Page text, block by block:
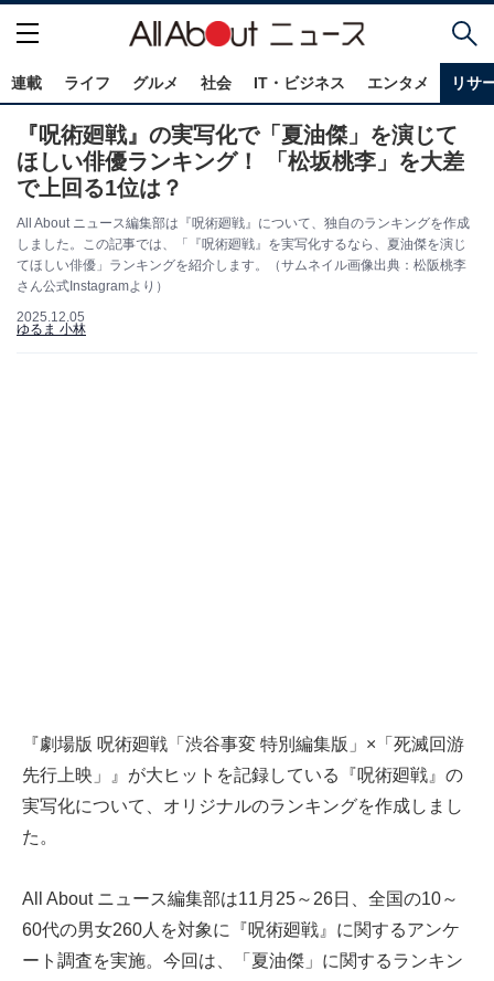
連載 ライフ グルメ 社会 IT・ビジネス エンタメ リサ
『呪術廻戦』の実写化で「夏油傑」を演じて
ほしい俳優ランキング！ 「松坂桃李」を大差
で上回る1位は？
All About ニュース編集部は『呪術廻戦』について、独自のランキングを作成
しました。この記事では、「『呪術廻戦』を実写化するなら、夏油傑を演じ
てほしい俳優」ランキングを紹介します。（サムネイル画像出典：松阪桃李
さん公式Instagramより）
2025.12.05
ゆるま 小林
『劇場版 呪術廻戦「渋谷事変 特別編集版」×「死滅回游
先行上映」』が大ヒットを記録している『呪術廻戦』の
実写化について、オリジナルのランキングを作成しまし
た。
All About ニュース編集部は11月25～26日、全国の10～
60代の男女260人を対象に『呪術廻戦』に関するアンケ
ート調査を実施。今回は、「夏油傑」に関するランキン